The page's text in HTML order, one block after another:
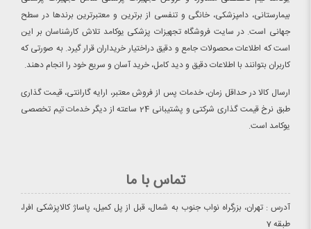
بیمارستانی، دامپزشکی، خانگی و تنفسی از برترین و معتبرترین برندها در سطح
جهانی است. در سایت فروشگاه تجهیزات پزشکی یوکامد تلاش کارشناسان بر این
است که اطلاعات محصولات جامع و دقیق دراختیار خریداران قرار گیرد. به صورتی که
کاربران بتوانند با اطلاعات دقیق و دید کامل، خرید آسان و سریع خود را انجام دهند.
ارسال کالا در حداقل زمان، خدمات پس از فروش معتبر، ارایه گارانتی، قیمت گذاری
طبق نرخ قیمت گذاری شرکتی و پشتیبانی 24 ساعته از دیگر خدمات تیم تخصصی
یوکامد است.
تماس با ما
آدرس : تهران، بزرگراه نواب جنوب به شمال، قبل از پل کمیل، پاساژ کالاپزشکی افرا،
طبقه 7